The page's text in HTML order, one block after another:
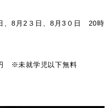
、8月2３日、8月3０日 20時
※未就学児以下無料